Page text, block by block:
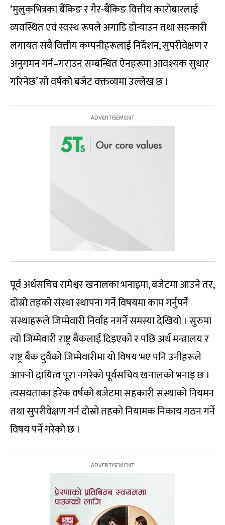
‘मुलुकभित्रका बैंकिङ र गैर-बैंकिङ वित्तीय कारोबारलाई
व्यवस्थित एवं स्वस्थ रूपले अगाडि डोर्‍याउन तथा सहकारी
लगायत सबै वित्तीय कम्पनीहरूलाई निर्देशन, सुपरीवेक्षण र
अनुगमन गर्न–गराउन सम्बन्धित ऐनहरूमा आवश्यक सुधार
गरिनेछ’ सो वर्षको बजेट वक्तव्यमा उल्लेख छ ।
पूर्व अर्थसचिव रामेश्वर खनालका भनाइमा, बजेटमा आउने तर,
दोस्रो तहको संस्था स्थापना गर्ने विषयमा काम गर्नुपर्ने
संस्थाहरूले जिम्मेवारी निर्वाह नगर्ने समस्या देखियो । सुरुमा
त्यो जिम्मेवारी राष्ट्र बैंकलाई दिइएको र पछि अर्थ मन्त्रालय र
राष्ट्र बैंक दुवैको जिम्मेवारीमा यो विषय भए पनि उनीहरूले
आफ्नो दायित्व पूरा नगरेको पूर्वसचिव खनालको भनाइ छ ।
त्यसयताका हरेक वर्षको बजेटमा सहकारी संस्थाको नियमन
तथा सुपरीवेक्षण गर्न दोस्रो तहको नियामक निकाय गठन गर्ने
विषय पर्ने गरेको छ ।